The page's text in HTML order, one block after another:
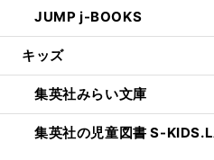
JUMP j-BOOKS
キッズ
集英社みらい文庫
集英社の児童図書 S-